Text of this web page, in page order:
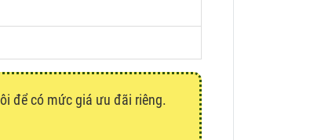
để có mức giá ưu đãi riêng.